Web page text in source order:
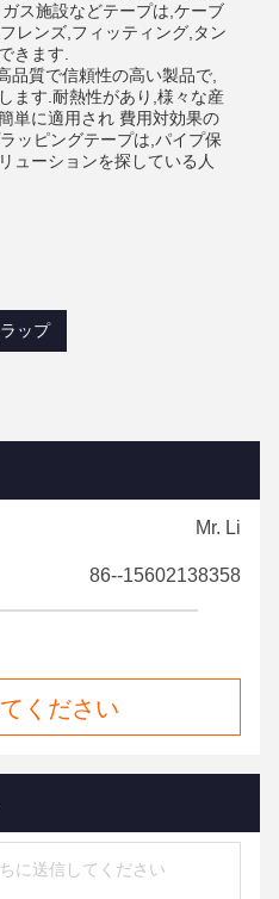
ス施設などテープは,ケーブ
レンズ,フィッティング,タン
きます.
品質で信頼性の高い製品で,
ます.耐熱性があり,様々な産
単に適用され 費用対効果の
ッピングテープは,パイプ保
ューションを探している人
ップ
Mr. Li
86--15602138358
ください